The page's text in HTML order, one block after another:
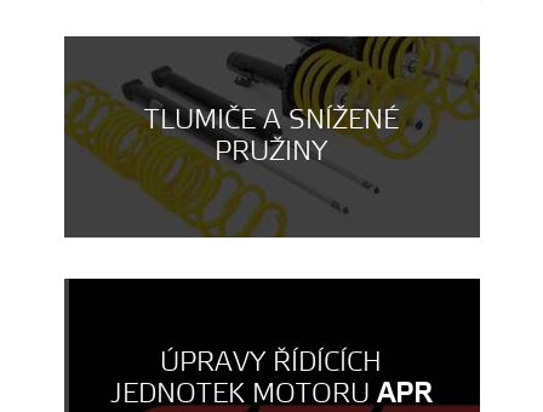
TLUMIČE A SNÍŽENÉ
PRUŽINY
ÚPRAVY ŘÍDÍCÍCH
JEDNOTEK MOTORUAPR